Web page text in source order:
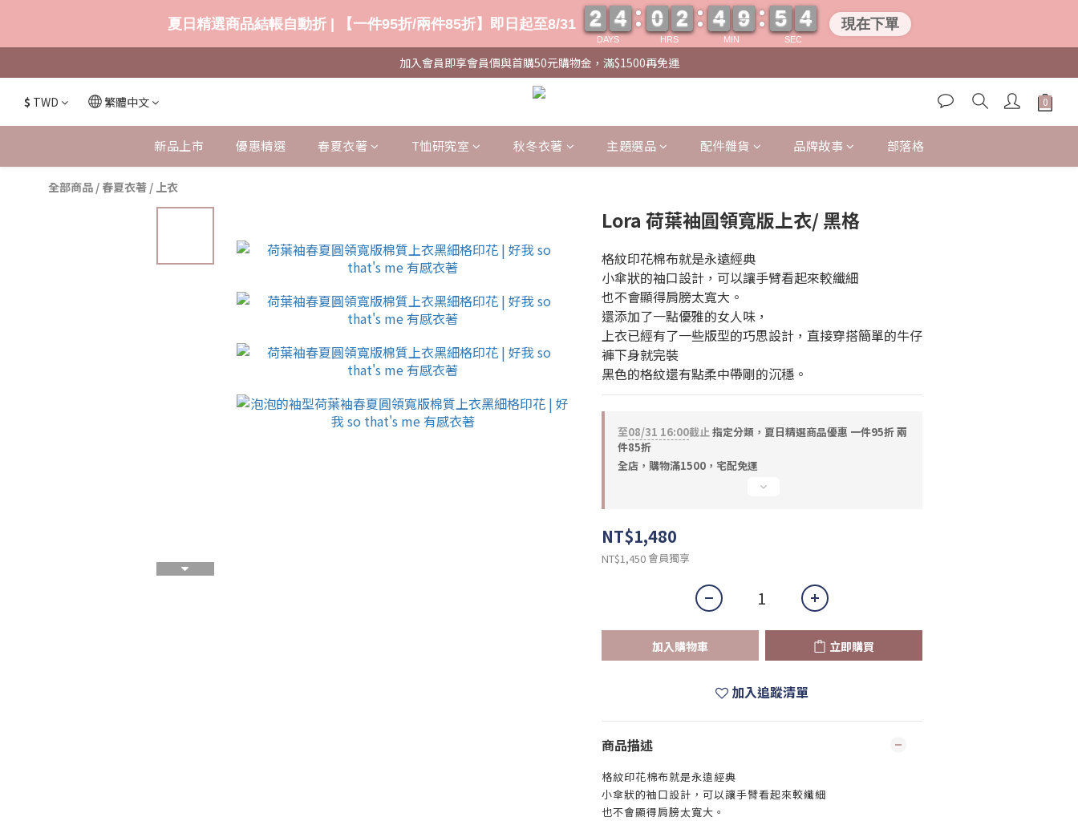
加入會員即享會員價與首購50元購物金，滿$1500再免運
$ TWD 繁體中文
新品上市 優惠精選 春夏衣著 T恤研究室 秋冬衣著 主題選品 配件雜貨 品牌故事 部落格
全部商品 / 春夏衣著 / 上衣
Lora 荷葉袖圓領寬版上衣/ 黑格
格紋印花棉布就是永遠經典
小傘狀的袖口設計，可以讓手臂看起來較纖細
也不會顯得肩膀太寬大。
還添加了一點優雅的女人味，
上衣已經有了一些版型的巧思設計，直接穿搭簡單的牛仔
褲下身就完裝
黑色的格紋還有點柔中帶剛的沉穩。
至08/31 16:00截止指定分類，夏日精選商品優惠 一件95折 兩
件85折
全店，購物滿1500，宅配免運
NT$1,480
NT$1,450會員獨享
加入購物車 立即購買
加入追蹤清單
商品描述
格紋印花棉布就是永遠經典
小傘狀的袖口設計，可以讓手臂看起來較纖細
也不會顯得肩膀太寬大。
夏日精選商品結帳自動折 | 【一件95折/兩件85折】即日起至8/31
DAYS
2
2
2
2 4
4
4
4
HRS
0
0
0
0 2
2
2
2
MIN
4
4
4
4 9
9
9
9
SEC
5
5
5
5 0
0
3
3
3
3 現在下單